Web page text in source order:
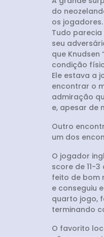
do
os
Tudo
seu
que
condição
Ele estava a
encontrar o
admiração
e, apesar de
Outro
um dos
O jogador
score de 11-
feito de bom
e conseguiu
quarto jogo,
terminando
O favorito